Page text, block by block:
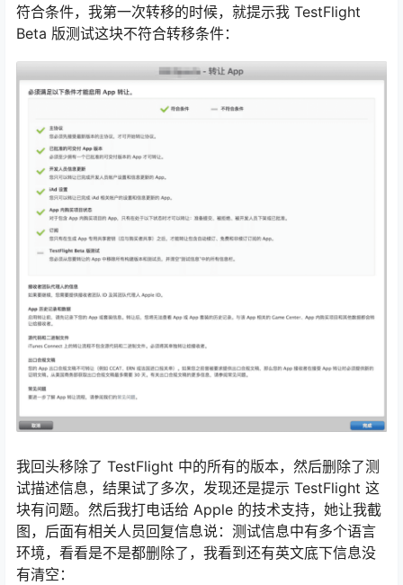
符合条件，我第一次转移的时候，就提示我 TestFlight
Beta 版测试这块不符合转移条件：
我回头移除了 TestFlight 中的所有的版本，然后删除了测
试描述信息，结果试了多次，发现还是提示 TestFlight 这
块有问题。然后我打电话给 Apple 的技术支持，她让我截
图，后面有相关人员回复信息说：测试信息中有多个语言
环境，看看是不是都删除了，我看到还有英文底下信息没
有清空：